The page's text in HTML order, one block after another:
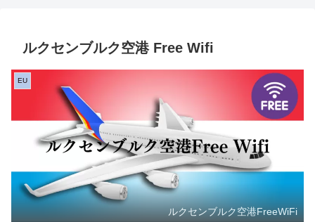
ルクセンブルク空港 Free Wifi
EU
ルクセンブルク空港FreeWiFi